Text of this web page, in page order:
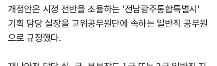
개정안은 시정 전반을 조율하는 '전남광주통합특별시'
기획 담당 실장을 고위공무원단에 속하는 일반직 공무원
으로 규정했다.